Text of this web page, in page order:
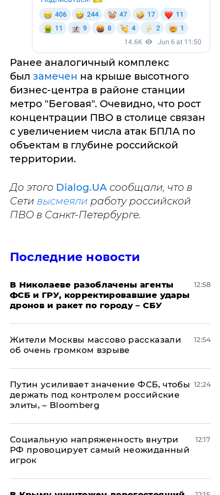
Ранее аналогичный комплекс
был замечен на крыше высотного
бизнес-центра в районе станции
метро "Беговая". Очевидно, что рост
концентрации ПВО в столице связан
с увеличением числа атак БПЛА по
объектам в глубине российской
территории.
До этого Dialog.UA сообщали, что в
Сети высмеяли работу российской
ПВО в Санкт-Петербурге.
Последние новости
В Николаеве разоблачены агенты
ФСБ и ГРУ, корректировавшие удары
дронов и ракет по городу – СБУ
12:58
Жители Москвы массово рассказали
об очень громком взрыве
12:54
Путин усиливает значение ФСБ, чтобы
держать под контролем российские
элиты, – Bloomberg
12:24
Социальную напряженность внутри
РФ провоцирует самый неожиданный
игрок
12:17